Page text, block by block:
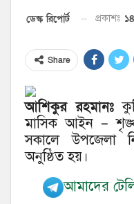
ডেস্ক রিপোর্ট প্রকাশঃ
Share
আশিকুর রহমানঃ
মাসিক আইন –
সকালে উপজেলা
অনুষ্ঠিত হয়।
আমাদের